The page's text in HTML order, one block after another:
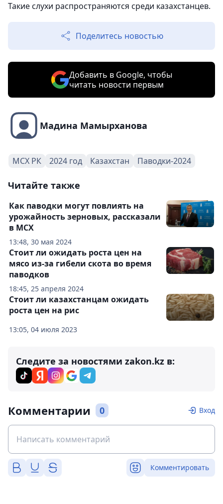
Такие слухи распространяются среди казахстанцев.
Поделитесь новостью
Добавить в Google, чтобы
читать новости первым
Мадина Мамырханова
МСХ РК 2024 год Казахстан Паводки-2024
Читайте также
13:48, 30 мая 2024
Как паводки могут повлиять на
урожайность зерновых, рассказали
в МСХ
18:45, 25 апреля 2024
Стоит ли ожидать роста цен на
мясо из-за гибели скота во время
паводков
13:05, 04 июля 2023
Стоит ли казахстанцам ожидать
роста цен на рис
Следите за новостями zakon.kz в:
Комментарии 0 Вход
Комментировать